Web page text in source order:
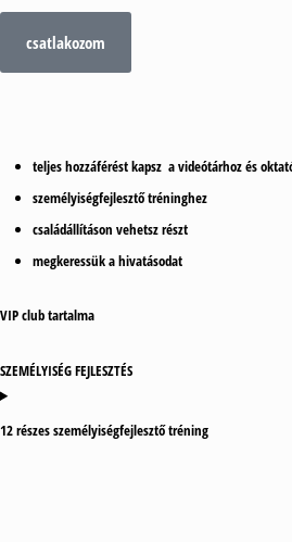
csatlakozom
teljes hozzáférést kapsz avideótárhoz és
személyiségfejlesztőtréninghez
családállításon vehetsz részt
megkeressük ahivatásodat
VIP club tartalma
SZEMÉLYISÉG FEJLESZTÉS
12 részes személyiségfejlesztő tréning